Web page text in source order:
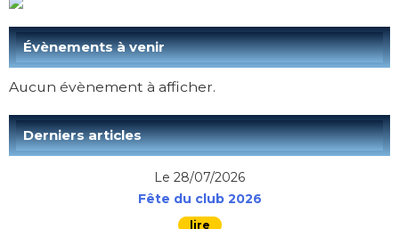
Évènements à venir
Aucun évènement à afficher.
Derniers articles
Le 28/07/2026
Fête du club 2026